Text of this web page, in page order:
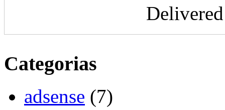
Categorias
adsense (7)